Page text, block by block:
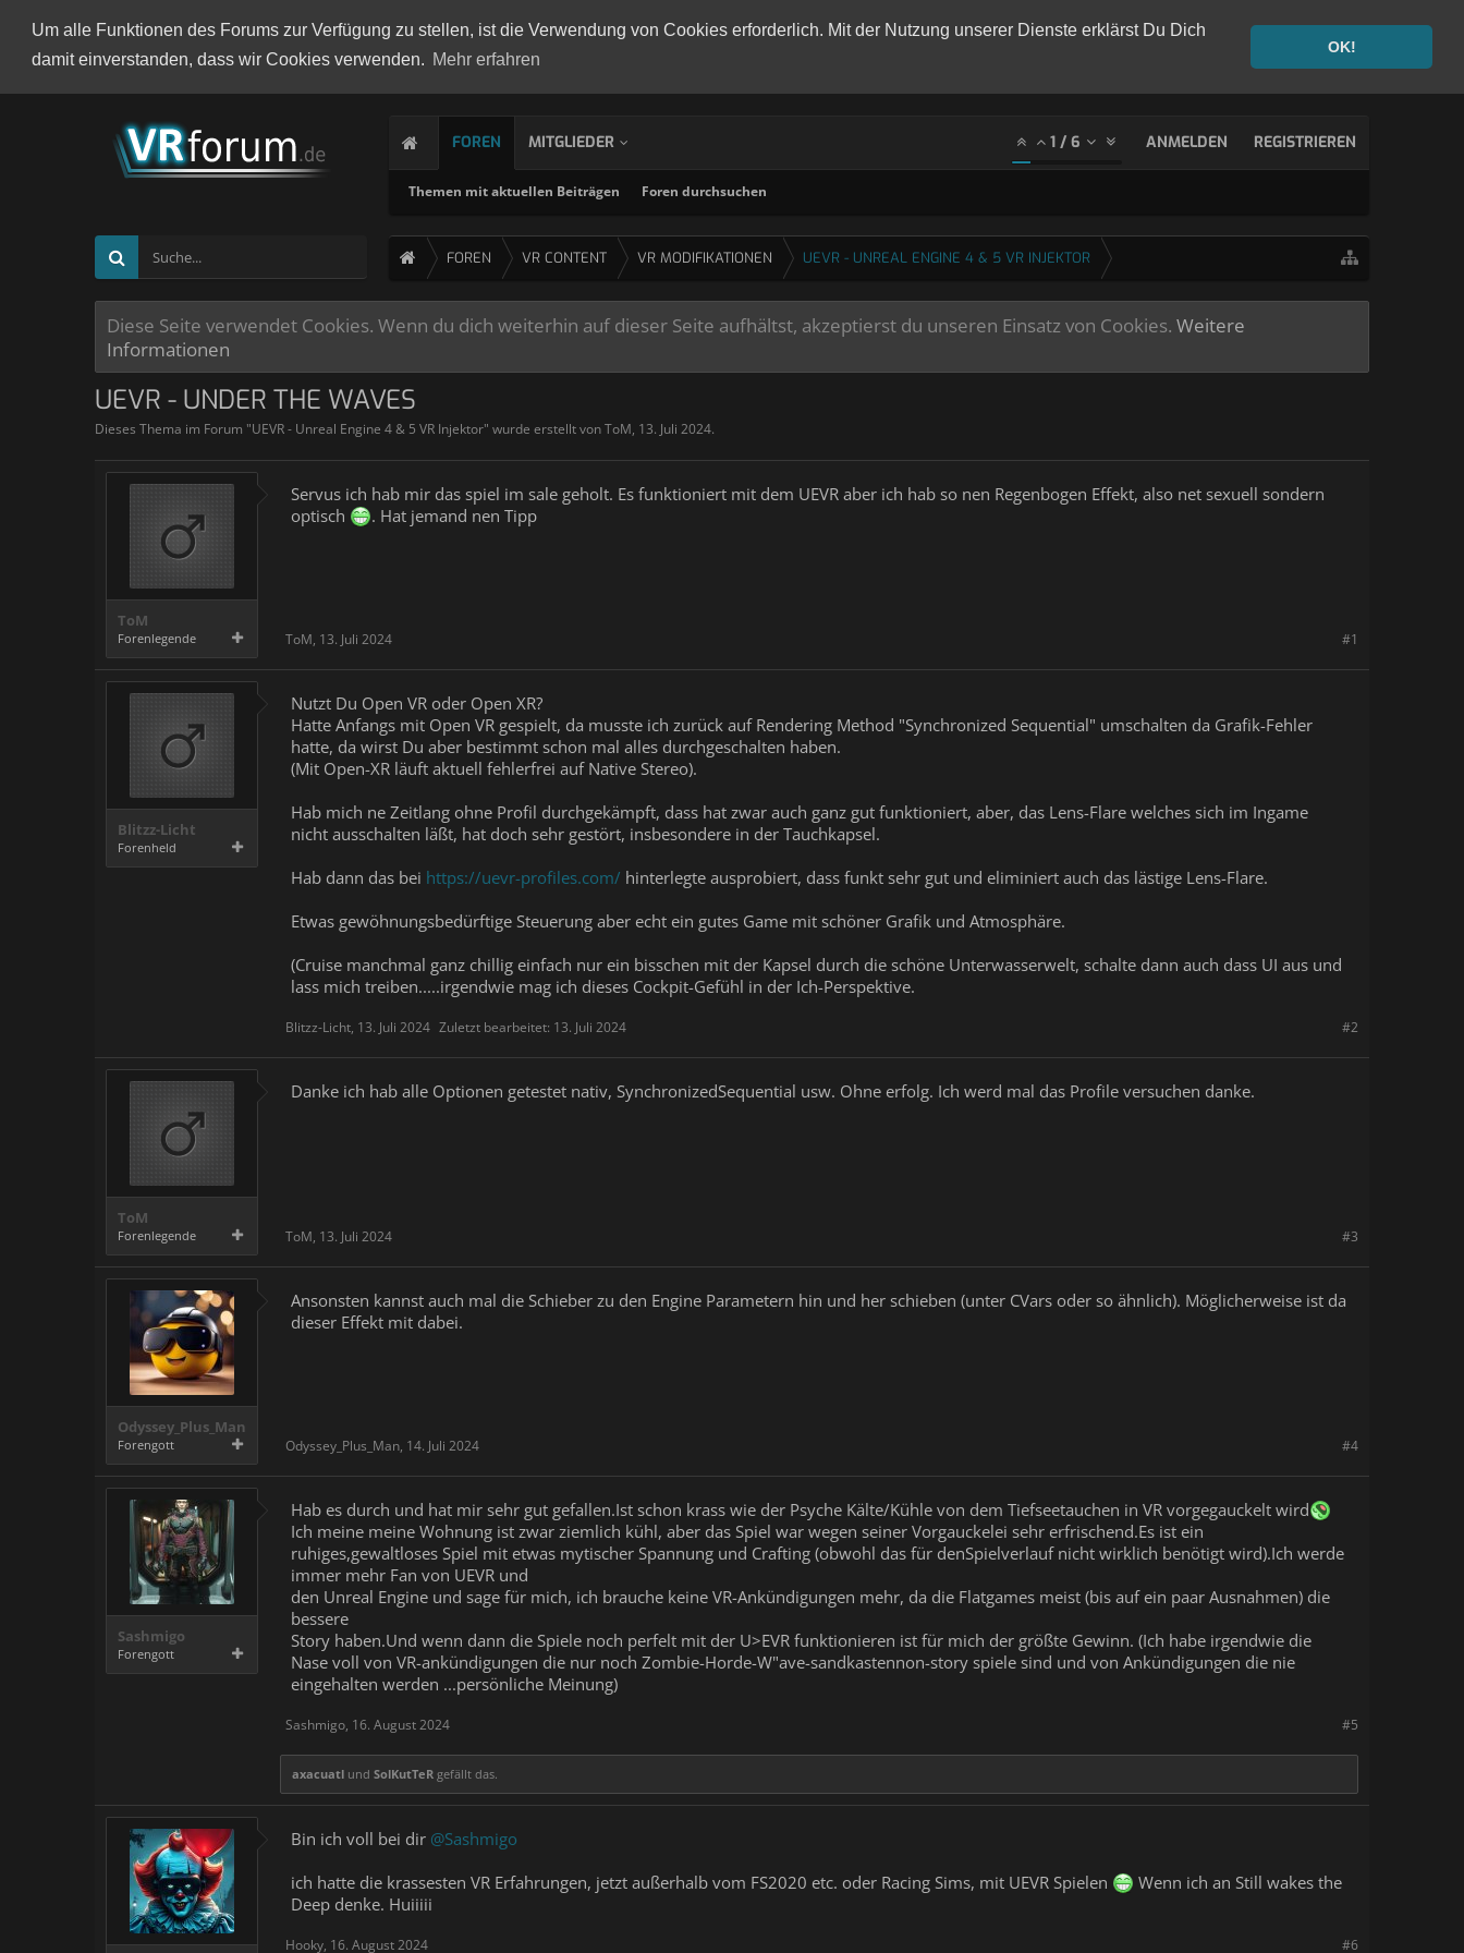
Um alle Funktionen des Forums zur Verfügung zu stellen, ist die Verwendung von Cookies erforderlich. Mit der Nutzung unserer Dienste erklärst Du Dich
damit einverstanden, dass wir Cookies verwenden. Mehr erfahren
OK!
FOREN
Themen mit aktuellen Beiträgen Foren durchsuchen
MITGLIEDER 1 / 6 ANMELDEN REGISTRIEREN
FOREN VR CONTENT VR MODIFIKATIONEN UEVR - UNREAL ENGINE 4 & 5 VR INJEKTOR
Diese Seite verwendet Cookies. Wenn du dich weiterhin auf dieser Seite aufhältst, akzeptierst du unseren Einsatz von Cookies. Weitere
Informationen
UEVR - UNDER THE WAVES
Dieses Thema im Forum "UEVR - Unreal Engine 4 & 5 VR Injektor" wurde erstellt vonToM, 13. Juli 2024.
ToM
Forenlegende
Servus ich hab mir das spiel im sale geholt. Es funktioniert mit dem UEVR aber ich hab so nen Regenbogen Effekt, also net sexuell sondern
optisch
. Hat jemand nen Tipp
#1
ToM, 13. Juli 2024
Blitzz-Licht
Forenheld
Nutzt Du Open VR oder Open XR?
Hatte Anfangs mit Open VR gespielt, da musste ich zurück auf Rendering Method "Synchronized Sequential" umschalten da Grafik-Fehler
hatte, da wirst Du aber bestimmt schon mal alles durchgeschalten haben.
(Mit Open-XR läuft aktuell fehlerfrei auf Native Stereo).
Hab mich ne Zeitlang ohne Profil durchgekämpft, dass hat zwar auch ganz gut funktioniert, aber, das Lens-Flare welches sich im Ingame
nicht ausschalten läßt, hat doch sehr gestört, insbesondere in der Tauchkapsel.
Hab dann das bei https://uevr-profiles.com/ hinterlegte ausprobiert, dass funkt sehr gut und eliminiert auch das lästige Lens-Flare.
Etwas gewöhnungsbedürftige Steuerung aber echt ein gutes Game mit schöner Grafik und Atmosphäre.
(Cruise manchmal ganz chillig einfach nur ein bisschen mit der Kapsel durch die schöne Unterwasserwelt, schalte dann auch dass UI aus und
lass mich treiben.....irgendwie mag ich dieses Cockpit-Gefühl in der Ich-Perspektive.
#2
Blitzz-Licht, 13. Juli 2024 Zuletzt bearbeitet: 13. Juli 2024
ToM
Forenlegende
Danke ich hab alle Optionen getestet nativ, SynchronizedSequential usw. Ohne erfolg. Ich werd mal das Profile versuchen danke.
#3
ToM, 13. Juli 2024
Odyssey_Plus_Man
Forengott
Ansonsten kannst auch mal die Schieber zu den Engine Parametern hin und her schieben (unter CVars oder so ähnlich). Möglicherweise ist da
dieser Effekt mit dabei.
#4
Odyssey_Plus_Man, 14. Juli 2024
Sashmigo
Forengott
Hab es durch und hat mir sehr gut gefallen.Ist schon krass wie der Psyche Kälte/Kühle von dem Tiefseetauchen in VR vorgegauckelt wird
Ich meine meine Wohnung ist zwar ziemlich kühl, aber das Spiel war wegen seiner Vorgauckelei sehr erfrischend.Es ist ein
ruhiges,gewaltloses Spiel mit etwas mytischer Spannung und Crafting (obwohl das für denSpielverlauf nicht wirklich benötigt wird).Ich werde
immer mehr Fan von UEVR und
den Unreal Engine und sage für mich, ich brauche keine VR-Ankündigungen mehr, da die Flatgames meist (bis auf ein paar Ausnahmen) die
bessere
Story haben.Und wenn dann die Spiele noch perfelt mit der U>EVR funktionieren ist für mich der größte Gewinn. (Ich habe irgendwie die
Nase voll von VR-ankündigungen die nur noch Zombie-Horde-W"ave-sandkastennon-story spiele sind und von Ankündigungen die nie
eingehalten werden ...persönliche Meinung)
#5
Sashmigo, 16. August 2024
axacuatl und SolKutTeR gefällt das.
Bin ich voll bei dir @Sashmigo
ich hatte die krassesten VR Erfahrungen, jetzt außerhalb vom FS2020 etc. oder Racing Sims, mit UEVR Spielen
Wenn ich an Still wakes the
Deep denke. Huiiiii
#6
Hooky, 16. August 2024